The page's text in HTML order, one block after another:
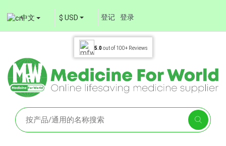
中文 $ USD 登记 登录
5.0out of 100+ Reviews